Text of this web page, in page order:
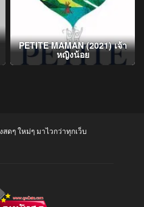
PETITE MAMAN (2021) เจ้า
หญิงน้อย
ดๆ ใหม่ๆ มาไวกว่าทุกเว็บ